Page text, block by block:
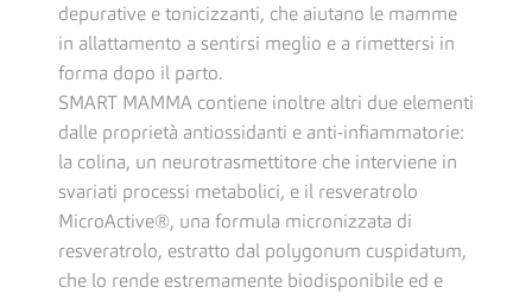
depurative e tonicizzanti, che aiutano le mamme
in allattamento a sentirsi meglio e a rimettersi in
forma dopo il parto.
SMART MAMMA contiene inoltre altri due elementi
dalle proprietà antiossidanti e anti-infiammatorie:
la colina, un neurotrasmettitore che interviene in
svariati processi metabolici, e il resveratrolo
MicroActive®, una formula micronizzata di
resveratrolo, estratto dal polygonum cuspidatum,
che lo rende estremamente biodisponibile ed e